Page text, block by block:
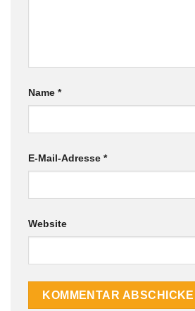
Name *
E-Mail-Adresse *
Website